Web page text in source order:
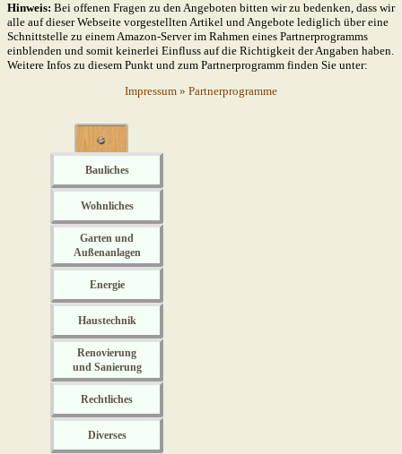
Hinweis: Bei offenen Fragen zu den Angeboten bitten wir zu bedenken, dass wir
alle auf dieser Webseite vorgestellten Artikel und Angebote lediglich über eine
Schnittstelle zu einem Amazon-Server im Rahmen eines Partner­programms
einblenden und somit keinerlei Einfluss auf die Richtigkeit der Angaben haben.
Weitere Infos zu diesem Punkt und zum Partner­programm finden Sie unter:
Impressum » Partnerprogramme
Bauliches
Wohnliches
Garten und
Außenanlagen
Energie
Haustechnik
Renovierung
und Sanierung
Rechtliches
Diverses